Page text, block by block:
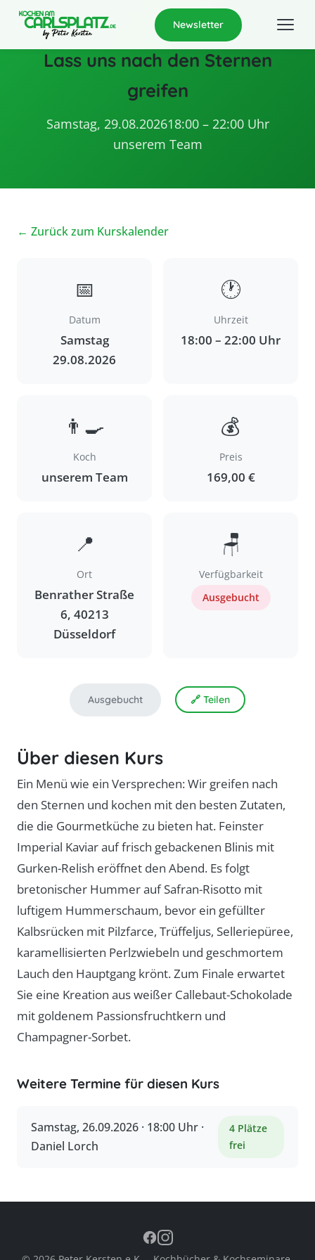
Newsletter
Lass uns nach den Sternen
greifen
Samstag, 29.08.202618:00 – 22:00 Uhr
unserem Team
← Zurück zum Kurskalender
📅
Datum
Samstag
29.08.2026
🕐
Uhrzeit
18:00 – 22:00 Uhr
👨‍🍳
Koch
unserem Team
💰
Preis
169,00 €
📍
Ort
Benrather Straße
6, 40213
Düsseldorf
🪑
Verfügbarkeit
Ausgebucht
Ausgebucht 🔗 Teilen
Über diesen Kurs
Ein Menü wie ein Versprechen: Wir greifen nach
den Sternen und kochen mit den besten Zutaten,
die die Gourmetküche zu bieten hat. Feinster
Imperial Kaviar auf frisch gebackenen Blinis mit
Gurken-Relish eröffnet den Abend. Es folgt
bretonischer Hummer auf Safran-Risotto mit
luftigem Hummerschaum, bevor ein gefüllter
Kalbsrücken mit Pilzfarce, Trüffeljus, Selleriepüree,
karamellisierten Perlzwiebeln und geschmortem
Lauch den Hauptgang krönt. Zum Finale erwartet
Sie eine Kreation aus weißer Callebaut-Schokolade
mit goldenem Passionsfruchtkern und
Champagner-Sorbet.
Weitere Termine für diesen Kurs
Samstag, 26.09.2026 · 18:00 Uhr ·
Daniel Lorch
4 Plätze
frei